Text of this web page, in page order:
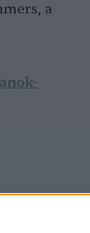
a